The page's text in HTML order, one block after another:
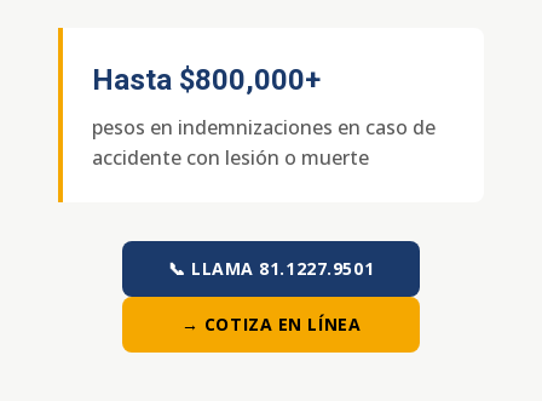
Hasta $800,000+
pesos en indemnizaciones en caso de
accidente con lesión o muerte
📞 LLAMA 81.1227.9501
→ COTIZA EN LÍNEA